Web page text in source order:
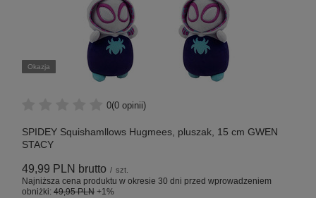
Okazja
0(0 opinii)
SPIDEY Squishamllows Hugmees, pluszak, 15 cm GWEN
STACY
49,99 PLN brutto / szt.
Najniższa cena produktu w okresie 30 dni przed wprowadzeniem
obniżki: 49,95 PLN +1%